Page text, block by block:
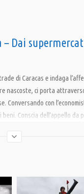
Dai
di Caracas e indaga
nascoste, ci porta
con
Conscia dell’appello da